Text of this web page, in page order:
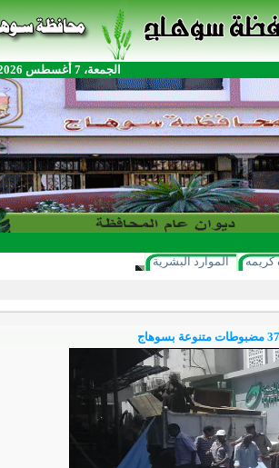
الجمعة، 7 أغسطس 2026، 9:15:53 ص
كريمه الموارد البشرية